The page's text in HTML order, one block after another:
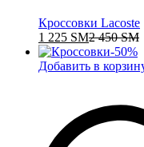
Кроссовки Lacoste
1 225 ЅМ2 450ЅМ
-50%
Добавить в